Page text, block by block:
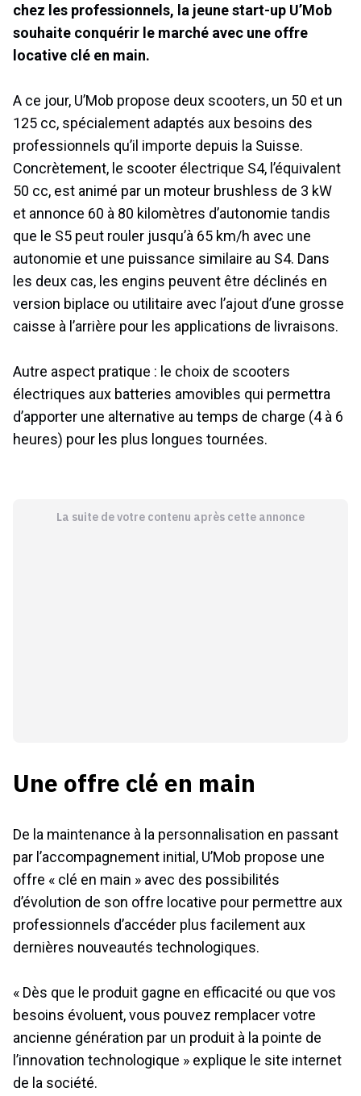
chez les professionnels, la jeune start-up U’Mob
souhaite conquérir le marché avec une offre
locative clé en main.
A ce jour, U’Mob propose deux scooters, un 50 et un
125 cc, spécialement adaptés aux besoins des
professionnels qu’il importe depuis la Suisse.
Concrètement, le scooter électrique S4, l’équivalent
50 cc, est animé par un moteur brushless de 3 kW
et annonce 60 à 80 kilomètres d’autonomie tandis
que le S5 peut rouler jusqu’à 65 km/h avec une
autonomie et une puissance similaire au S4. Dans
les deux cas, les engins peuvent être déclinés en
version biplace ou utilitaire avec l’ajout d’une grosse
caisse à l’arrière pour les applications de livraisons.
Autre aspect pratique : le choix de scooters
électriques aux batteries amovibles qui permettra
d’apporter une alternative au temps de charge (4 à 6
heures) pour les plus longues tournées.
La suite de votre contenu après cette annonce
Une offre clé en main
De la maintenance à la personnalisation en passant
par l’accompagnement initial, U’Mob propose une
offre « clé en main » avec des possibilités
d’évolution de son offre locative pour permettre aux
professionnels d’accéder plus facilement aux
dernières nouveautés technologiques.
« Dès que le produit gagne en efficacité ou que vos
besoins évoluent, vous pouvez remplacer votre
ancienne génération par un produit à la pointe de
l’innovation technologique » explique le site internet
de la société.